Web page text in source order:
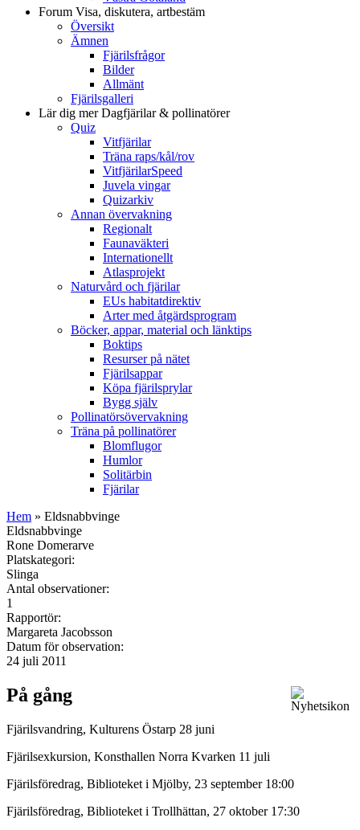
Forum Visa, diskutera, artbestäm
Översikt
Ämnen
Fjärilsfrågor
Bilder
Allmänt
Fjärilsgalleri
Lär dig merDagfjärilar & pollinatörer
Quiz
Vitfjärilar
Träna raps/kål/rov
VitfjärilarSpeed
Juvela vingar
Quizarkiv
Annan övervakning
Regionalt
Faunaväkteri
Internationellt
Atlasprojekt
Naturvård och fjärilar
EUs habitatdirektiv
Arter med åtgärdsprogram
Böcker, appar, material och länktips
Boktips
Resurser på nätet
Fjärilsappar
Köpa fjärilsprylar
Bygg själv
Pollinatörsövervakning
Träna på pollinatörer
Blomflugor
Humlor
Solitärbin
Fjärilar
Hem » Eldsnabbvinge
Eldsnabbvinge
Rone Domerarve
Platskategori:
Slinga
Antal observationer:
1
Rapportör:
Margareta Jacobsson
Datum för observation:
24 juli 2011
På gång
Fjärilsvandring, Kulturens Östarp 28 juni
Fjärilsexkursion, Konsthallen Norra Kvarken 11 juli
Fjärilsföredrag, Biblioteket i Mjölby, 23 september 18:00
Fjärilsföredrag, Biblioteket i Trollhättan, 27 oktober 17:30